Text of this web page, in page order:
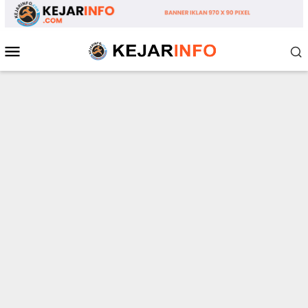
Loncat
Mobile